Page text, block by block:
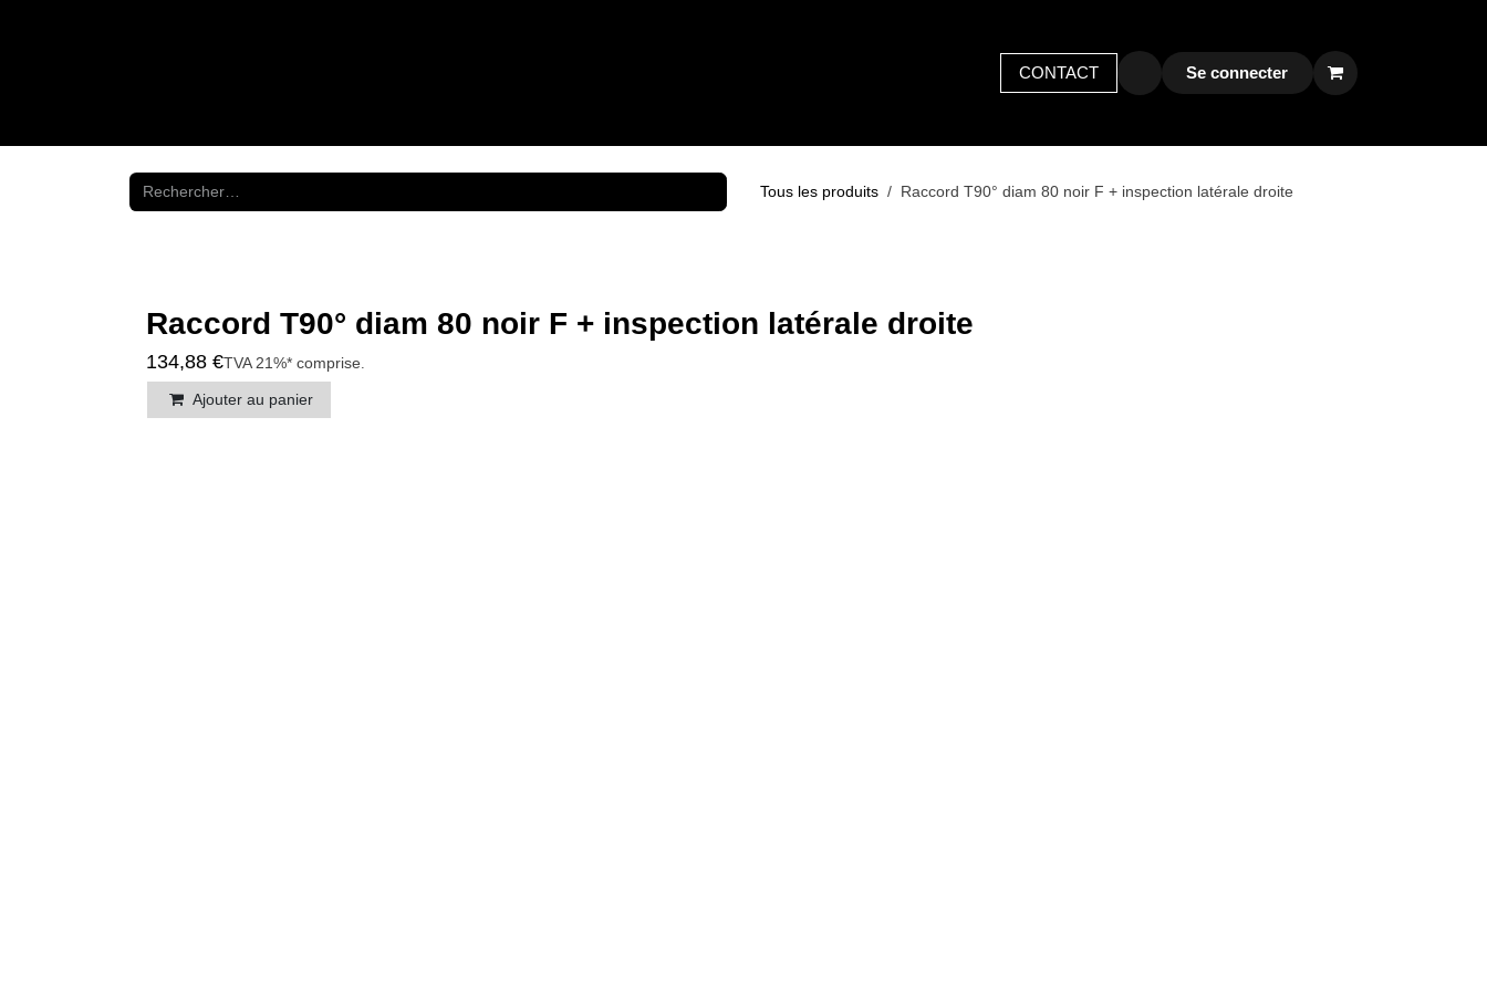
BLOG Early bird Postes Contactez-nous
CONTACT Se connecter
Tous les produits Raccord T90° diam 80 noir F + inspection latérale droite
Raccord T90° diam 80 noir F + inspection latérale droite
134,88€TVA 21%* comprise.
Ajouter au panier